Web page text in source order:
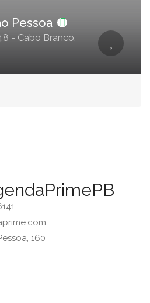
Pessoa
- Cabo Branco,
160